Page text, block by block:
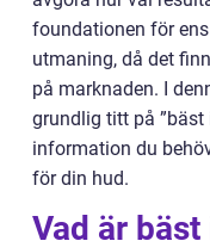
foundationen för
utmaning, då det
på marknaden. I
grundlig titt på
information du
för din hud.
Vad är